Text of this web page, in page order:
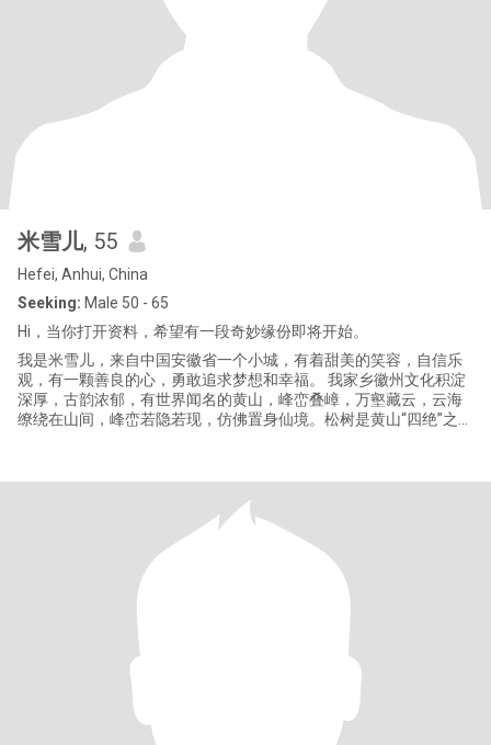
米雪儿, 55
Hefei, Anhui, China
Seeking: Male 50 - 65
Hi，当你打开资料，希望有一段奇妙缘份即将开始。
我是米雪儿，来自中国安徽省一个小城，有着甜美的笑容，自信乐
观，有一颗善良的心，勇敢追求梦想和幸福。 我家乡徽州文化积淀
深厚，古韵浓郁，有世界闻名的黄山，峰峦叠嶂，万壑藏云，云海
缭绕在山间，峰峦若隐若现，仿佛置身仙境。松树是黄山“四绝”之
了，雨多了，泉响了，山石有了灵气.....优美的风景总能让人陶醉其
中，可我多想和你一起看绚丽风光，领略大自然的魅力！ 有句诗词